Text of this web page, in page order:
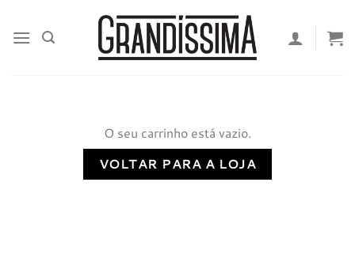
content
O seu carrinho está vazio.
VOLTAR PARA A LOJA